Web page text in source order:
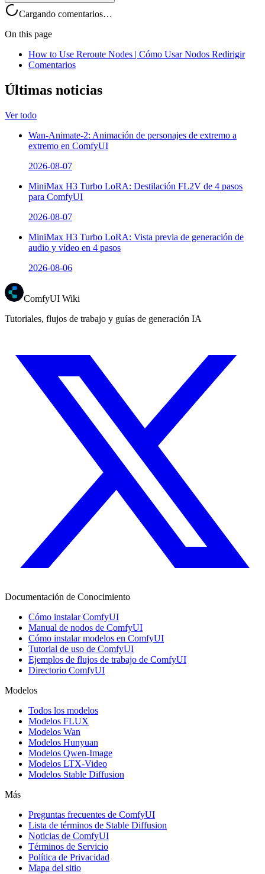
Cargando comentarios…
On this page
How to Use Reroute Nodes | Cómo Usar Nodos Redirigir
Comentarios
Últimas noticias
Ver todo
Wan-Animate-2: Animación de personajes de extremo a
extremo en ComfyUI
2026-08-07
MiniMax H3 Turbo LoRA: Destilación FL2V de 4 pasos
para ComfyUI
2026-08-07
MiniMax H3 Turbo LoRA: Vista previa de generación de
audio y vídeo en 4 pasos
2026-08-06
ComfyUI Wiki
Tutoriales, flujos de trabajo y guías de generación IA
Documentación de Conocimiento
Cómo instalar ComfyUI
Manual de nodos de ComfyUI
Cómo instalar modelos en ComfyUI
Tutorial de uso de ComfyUI
Ejemplos de flujos de trabajo de ComfyUI
Directorio ComfyUI
Modelos
Todos los modelos
Modelos FLUX
Modelos Wan
Modelos Hunyuan
Modelos Qwen-Image
Modelos LTX-Video
Modelos Stable Diffusion
Más
Preguntas frecuentes de ComfyUI
Lista de términos de Stable Diffusion
Noticias de ComfyUI
Términos de Servicio
Política de Privacidad
Mapa del sitio